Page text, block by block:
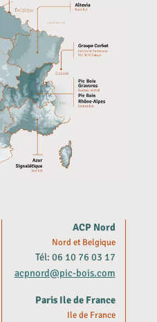
ACP Nord
Nord et Belgique
Tél: 06 10 76 03 17
acpnord@pic-bois.com
Paris Ile de France
Ile de France